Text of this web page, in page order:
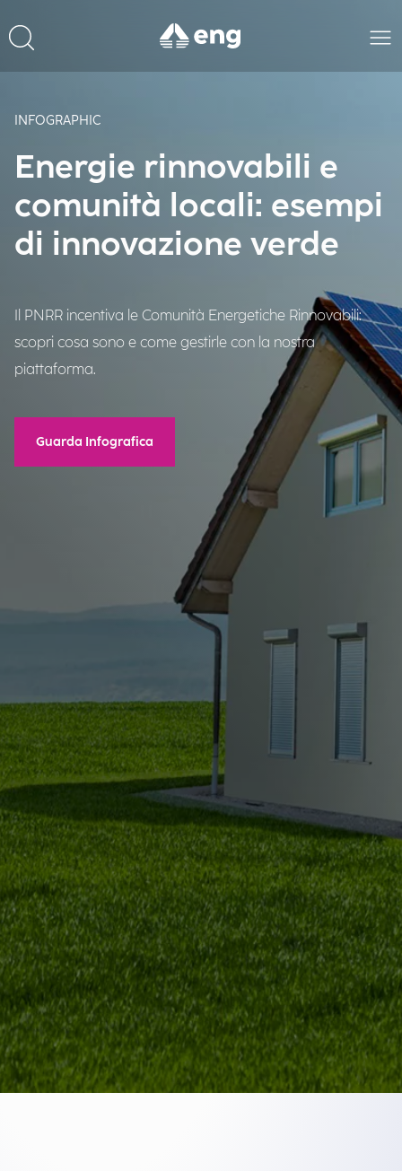
INFOGRAPHIC
Energie rinnovabili e
comunità locali: esempi
di innovazione verde
Il PNRR incentiva le Comunità Energetiche Rinnovabili:
scopri cosa sono e come gestirle con la nostra
piattaforma.
Guarda Infografica